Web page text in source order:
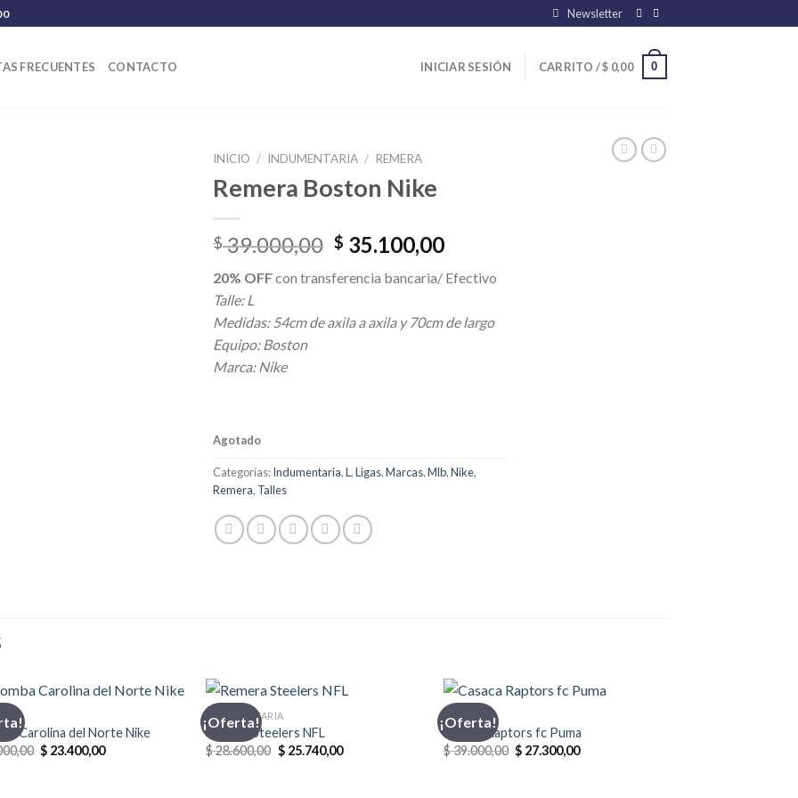
Newsletter
FRECUENTES CONTACTO INICIAR SESIÓN CARRITO /$ 0,00 0
INICIO / INDUMENTARIA / REMERA
Remera Boston Nike
$39.000,00 El
original
$ 39.000,00.
$ 35.100,00El
actual
$ 35.100,00.
20% OFFcon transferencia bancaria/ Efectivo
Talle: L
Medidas: 54cm de axila a axila y 70cm de largo
Equipo: Boston
Marca: Nike
Agotado
Categorías:Indumentaria,L,Ligas,Marcas,Mlb,Nike,
Remera, Talles
Carolina del Norte Nike
El
precio
$ 23.400,00El
¡Oferta!
INDUMENTARIA
Remera Steelers NFL
$28.600,00 El
precio
$25.740,00El
¡Oferta!
CASACA
Casaca Raptors fc Puma
$39.000,00 El
precio
$27.300,00El